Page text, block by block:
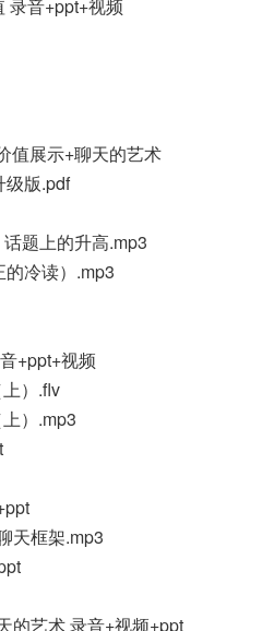
录音+ppt+视频
值展示+聊天的艺术
级版.pdf
话题上的升高.mp3
的冷读）.mp3
+ppt+视频
）.flv
）.mp3
天框架.mp3
的艺术 录音+视频+ppt